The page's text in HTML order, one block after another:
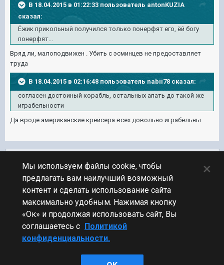
В 18.04.2015 в 01:22:33 пользователь antonKUZIA
сказал:
Ёжик прикольный получился только понерфят его, ёй богу
понерфят...
Вряд ли, малоподвижен . Убить с эсминцев не предоставляет
труда
В 18.04.2015 в 02:16:48 пользователь nabii78 сказал:
согласен достоиный корабль, остальных апать до такой же
играбельности
Да вроде американские крейсера всех довольно играбельны
ПЕРЕЙТИ К СПИСКУ ТЕМ
Видео и Звук
Стиль
Мы используем файлы cookie, чтобы
предлагать вам наилучший возможный
контент и сделать использование сайта
максимально удобным. Нажимая кнопку
«Ок» и продолжая использовать сайт, Вы
соглашаетесь с Политикой
конфиденциальности.
×